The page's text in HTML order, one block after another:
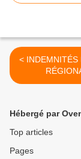
< INDEMNITÉS DES ÉLUS
Hébergé par
Top articles
Pages